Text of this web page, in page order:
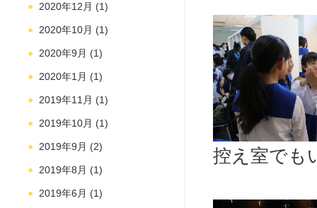
控え室でも
2020年12月 (1)
2020年10月 (1)
2020年9月 (1)
2020年1月 (1)
2019年11月 (1)
2019年10月 (1)
2019年9月 (2)
2019年8月 (1)
2019年6月 (1)